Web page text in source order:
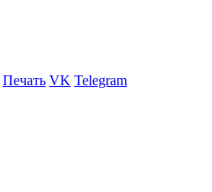
Печать VK Telegram